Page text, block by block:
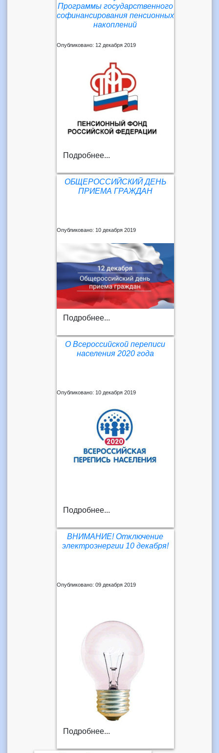
Программы государственного
софинансирования пенсионных
накоплений
Опубликовано: 12 декабря 2019
Подробнее...
ОБЩЕРОССИЙСКИЙ ДЕНЬ
ПРИЕМА ГРАЖДАН
Опубликовано: 10 декабря 2019
Подробнее...
О Всероссийской переписи
населения 2020 года
Опубликовано: 10 декабря 2019
Подробнее...
ВНИМАНИЕ! Отключение
электроэнергии 10 декабря!
Опубликовано: 09 декабря 2019
Подробнее...